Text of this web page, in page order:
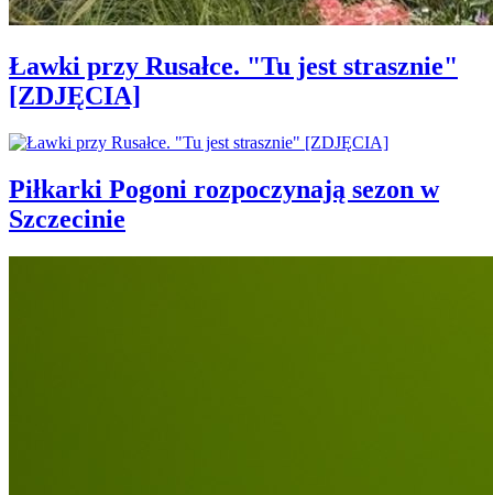
Ławki przy Rusałce. "Tu jest strasznie"
[ZDJĘCIA]
Piłkarki Pogoni rozpoczynają sezon w
Szczecinie